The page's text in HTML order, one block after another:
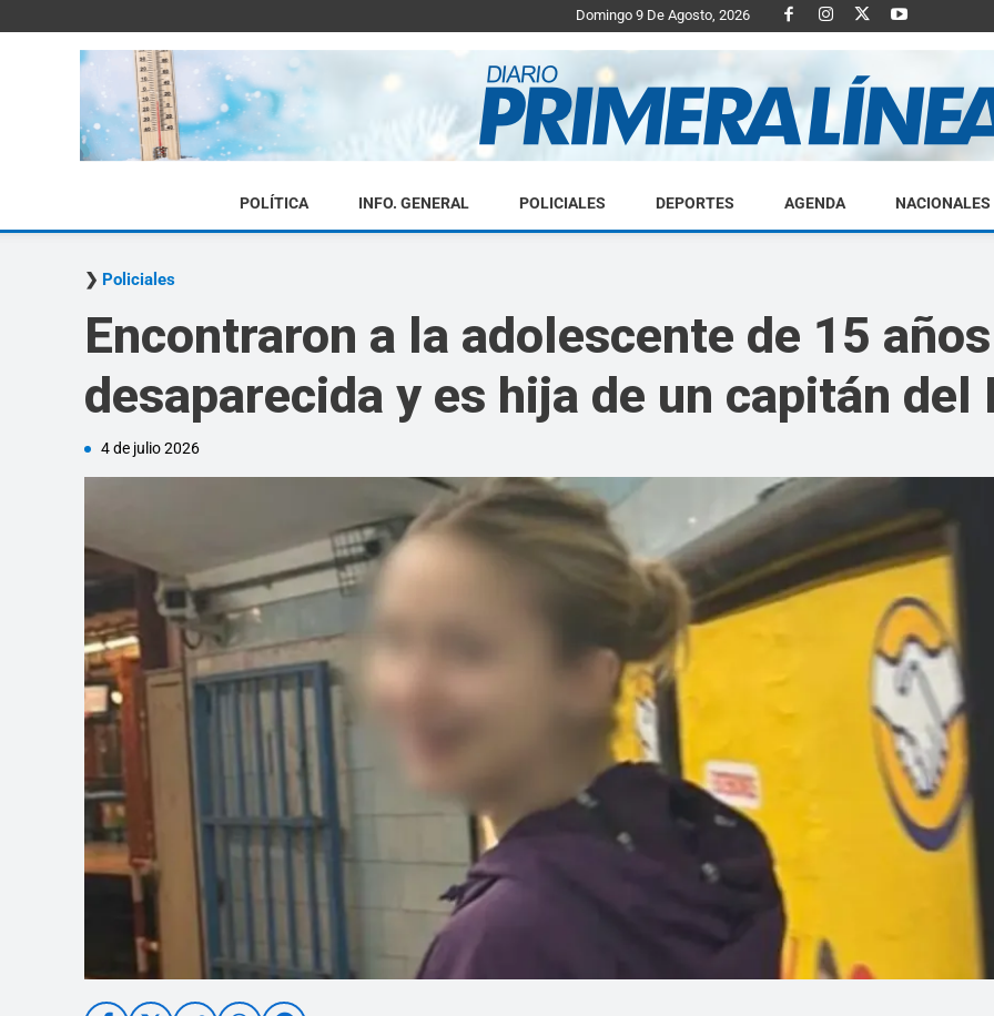
Domingo 9 De Agosto, 2026
Diario
Linea
POLÍTICA INFO. GENERAL POLICIALES DEPORTES AGENDA NACIONALES
Policiales
Encontraron a la adolescente de 15
desaparecida y es hija de un capitán del
4 de julio 2026